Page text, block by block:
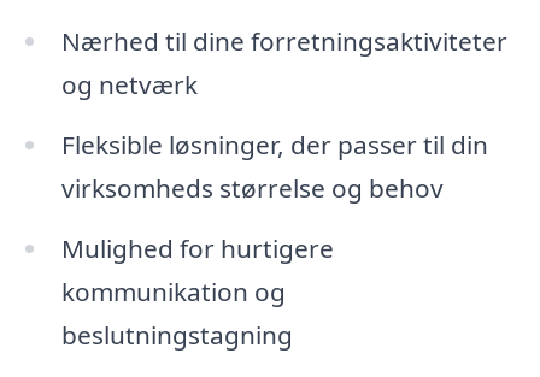
Nærhed til dine forretningsaktiviteter
og netværk
Fleksible løsninger, der passer til din
virksomheds størrelse og behov
Mulighed for hurtigere
kommunikation og
beslutningstagning